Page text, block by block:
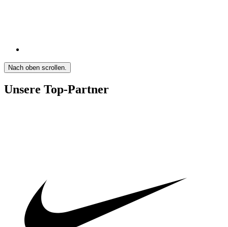
Nach oben scrollen.
Unsere Top-Partner